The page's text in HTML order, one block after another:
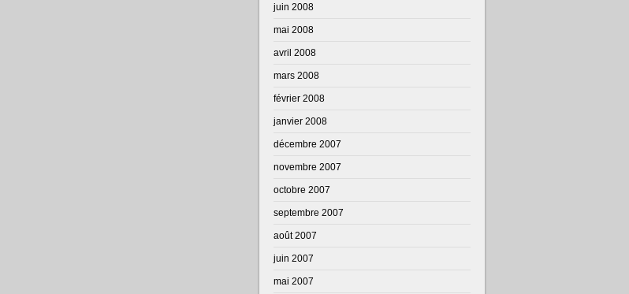
juin 2008
mai 2008
avril 2008
mars 2008
février 2008
janvier 2008
décembre 2007
novembre 2007
octobre 2007
septembre 2007
août 2007
juin 2007
mai 2007